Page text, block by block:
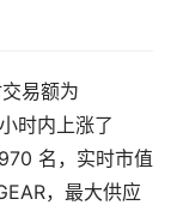
易额为
时内上涨了
名，实时市值
，最大供应